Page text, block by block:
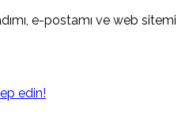
e-postamı ve web sitemi
edin!